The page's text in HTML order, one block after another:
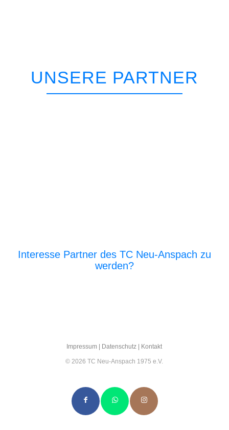
UNSERE PARTNER
Interesse Partner des TC Neu-Anspach zu
werden?
Impres­sum | Daten­schutz | Kon­takt
© 2026 TC Neu-Anspach 1975 e.V.